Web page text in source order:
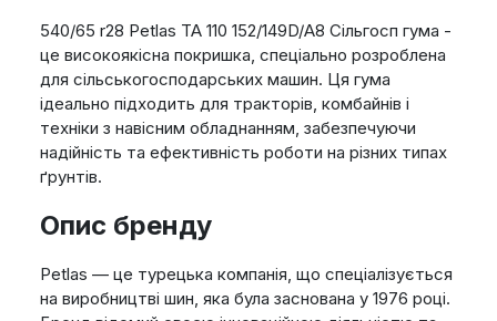
540/65 r28 Petlas TA 110 152/149D/A8 Сільгосп гума -
це високоякісна покришка, спеціально розроблена
для сільськогосподарських машин. Ця гума
ідеально підходить для тракторів, комбайнів і
техніки з навісним обладнанням, забезпечуючи
надійність та ефективність роботи на різних типах
ґрунтів.
Опис бренду
Petlas — це турецька компанія, що спеціалізується
на виробництві шин, яка була заснована у 1976 році.